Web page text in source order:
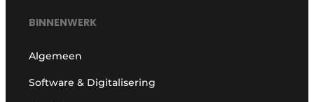
BINNENWERK
Algemeen
Software & Digitalisering